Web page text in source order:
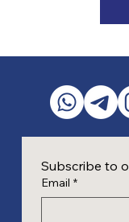
Subscribe to
Email *